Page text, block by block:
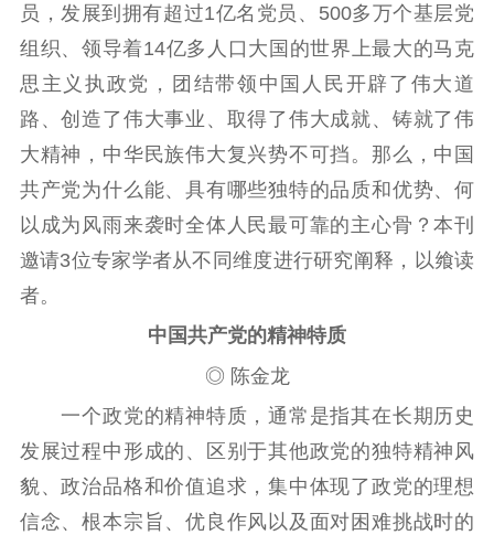
员，发展到拥有超过1亿名党员、500多万个基层党
组织、领导着14亿多人口大国的世界上最大的马克
思主义执政党，团结带领中国人民开辟了伟大道
路、创造了伟大事业、取得了伟大成就、铸就了伟
大精神，中华民族伟大复兴势不可挡。那么，中国
共产党为什么能、具有哪些独特的品质和优势、何
以成为风雨来袭时全体人民最可靠的主心骨？本刊
邀请3位专家学者从不同维度进行研究阐释，以飨读
者。
中国共产党的精神特质
◎ 陈金龙
一个政党的精神特质，通常是指其在长期历史
发展过程中形成的、区别于其他政党的独特精神风
貌、政治品格和价值追求，集中体现了政党的理想
信念、根本宗旨、优良作风以及面对困难挑战时的